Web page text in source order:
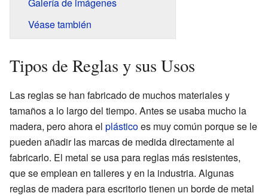
Véase también
Tipos de Reglas y sus Usos
Las reglas se han fabricado de muchos materiales y
tamaños a lo largo del tiempo. Antes se usaba mucho la
madera, pero ahora el plásticoes muy común porque se le
pueden añadir las marcas de medida directamente al
fabricarlo. El metal se usa para reglas más resistentes,
que se emplean en talleres y en la industria. Algunas
reglas de madera para escritorio tienen un borde de metal